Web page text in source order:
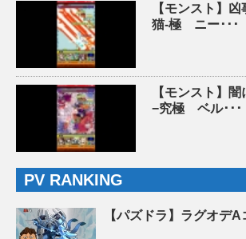
【モンスト】
猫-極 ニー･･･
【モンスト】
−究極 ベル･･･
PV RANKING
【パズドラ】ラグオデA